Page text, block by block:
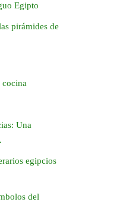
Egipto
pirámides de
cocina
Una
egipcios
del